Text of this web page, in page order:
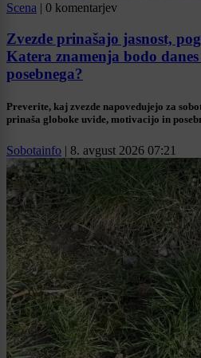
Scena | 0 komentarjev
Zvezde prinašajo jasnost,
Katera znamenja bodo
posebnega?
Preverite, kaj zvezde napovedujejo za
prinaša globoke uvide, motivacijo in
Sobotainfo | 8. avgust 2026 07:21